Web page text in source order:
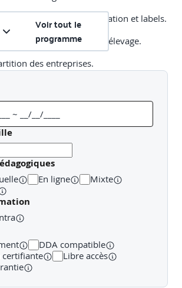
: réglementation et labels.
d’exploitation en élevage.
des entreprises.
d’élevage et perspectives.
climatiques et leurs effets sur les
climatiques.
l’exploitation d’élevage : l’impact sur
les principaux risques climatiques
prévention et de protection du
Voir tout le
programme
En ligne
Mixte
DDA compatible
Libre accès